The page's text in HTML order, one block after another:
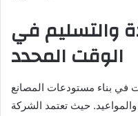
والتسليم في
الوقت المحدد
في بناء مستودعات المصانع
حيث تعتمد الشركة